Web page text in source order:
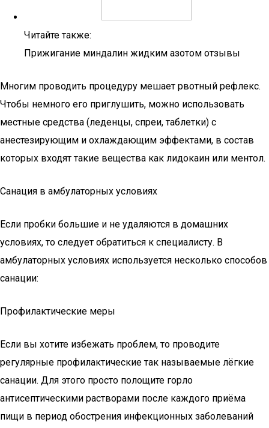
Читайте также:
Прижигание миндалин жидким азотом отзывы
Многим проводить процедуру мешает рвотный рефлекс.
Чтобы немного его приглушить, можно использовать
местные средства (леденцы, спреи, таблетки) с
анестезирующим и охлаждающим эффектами, в состав
которых входят такие вещества как лидокаин или ментол.
Санация в амбулаторных условиях
Если пробки большие и не удаляются в домашних
условиях, то следует обратиться к специалисту. В
амбулаторных условиях используется несколько способов
санации:
Профилактические меры
Если вы хотите избежать проблем, то проводите
регулярные профилактические так называемые лёгкие
санации. Для этого просто полощите горло
антисептическими растворами после каждого приёма
пищи в период обострения инфекционных заболеваний